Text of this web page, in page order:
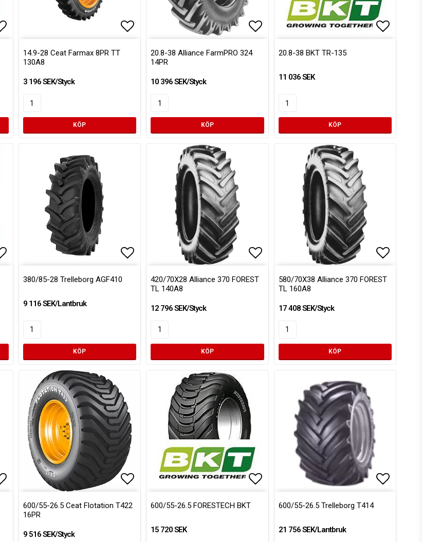
14.9-28 Ceat Farmax 8PR TT
130A8
3 196 SEK/Styck
KÖP
20.8-38 Alliance FarmPRO 324
14PR
10 396 SEK/Styck
KÖP
20.8-38 BKT TR-135
11 036 SEK
KÖP
Lägg till i favoritlistan Lägg till i favoritlistan
380/85-28 Trelleborg AGF410
9 116 SEK/Lantbruk
KÖP
Lägg till i favoritlistan
420/70X28 Alliance 370 FOREST
TL 140A8
12 796 SEK/Styck
KÖP
580/70X38 Alliance 370 FOREST
TL 160A8
17 408 SEK/Styck
KÖP
Lägg till i favoritlistan
600/55-26.5 Ceat Flotation T422
16PR
9 516 SEK/Styck
600/55-26.5 FORESTECH BKT
15 720 SEK
600/55-26.5 Trelleborg T414
21 756 SEK/Lantbruk